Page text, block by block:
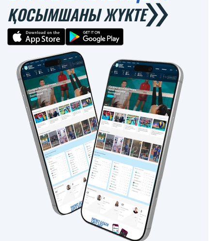
ҚОСЫМШАНЫ ЖҮКТЕ